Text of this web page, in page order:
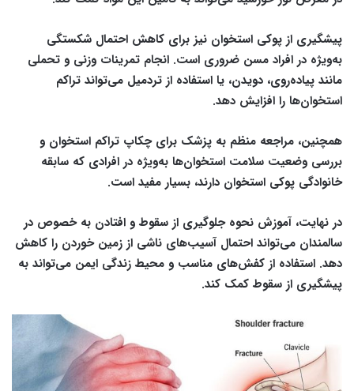
پیشگیری از پوکی استخوان نیز برای کاهش احتمال شکستگی
به‌ویژه در افراد مسن ضروری است. انجام تمرینات وزنی و تحملی
مانند پیاده‌روی، دویدن، یا استفاده از تردمیل می‌تواند تراکم
استخوان‌ها را افزایش دهد.
همچنین، مراجعه منظم به پزشک برای چکاپ تراکم استخوان و
بررسی وضعیت سلامت استخوان‌ها به‌ویژه در افرادی که سابقه
خانوادگی پوکی استخوان دارند، بسیار مفید است.
در نهایت، آموزش نحوه جلوگیری از سقوط و افتادن به خصوص در
سالمندان می‌تواند احتمال آسیب‌های ناشی از زمین خوردن را کاهش
دهد. استفاده از کفش‌های مناسب و محیط زندگی ایمن می‌تواند به
پیشگیری از سقوط کمک کند.